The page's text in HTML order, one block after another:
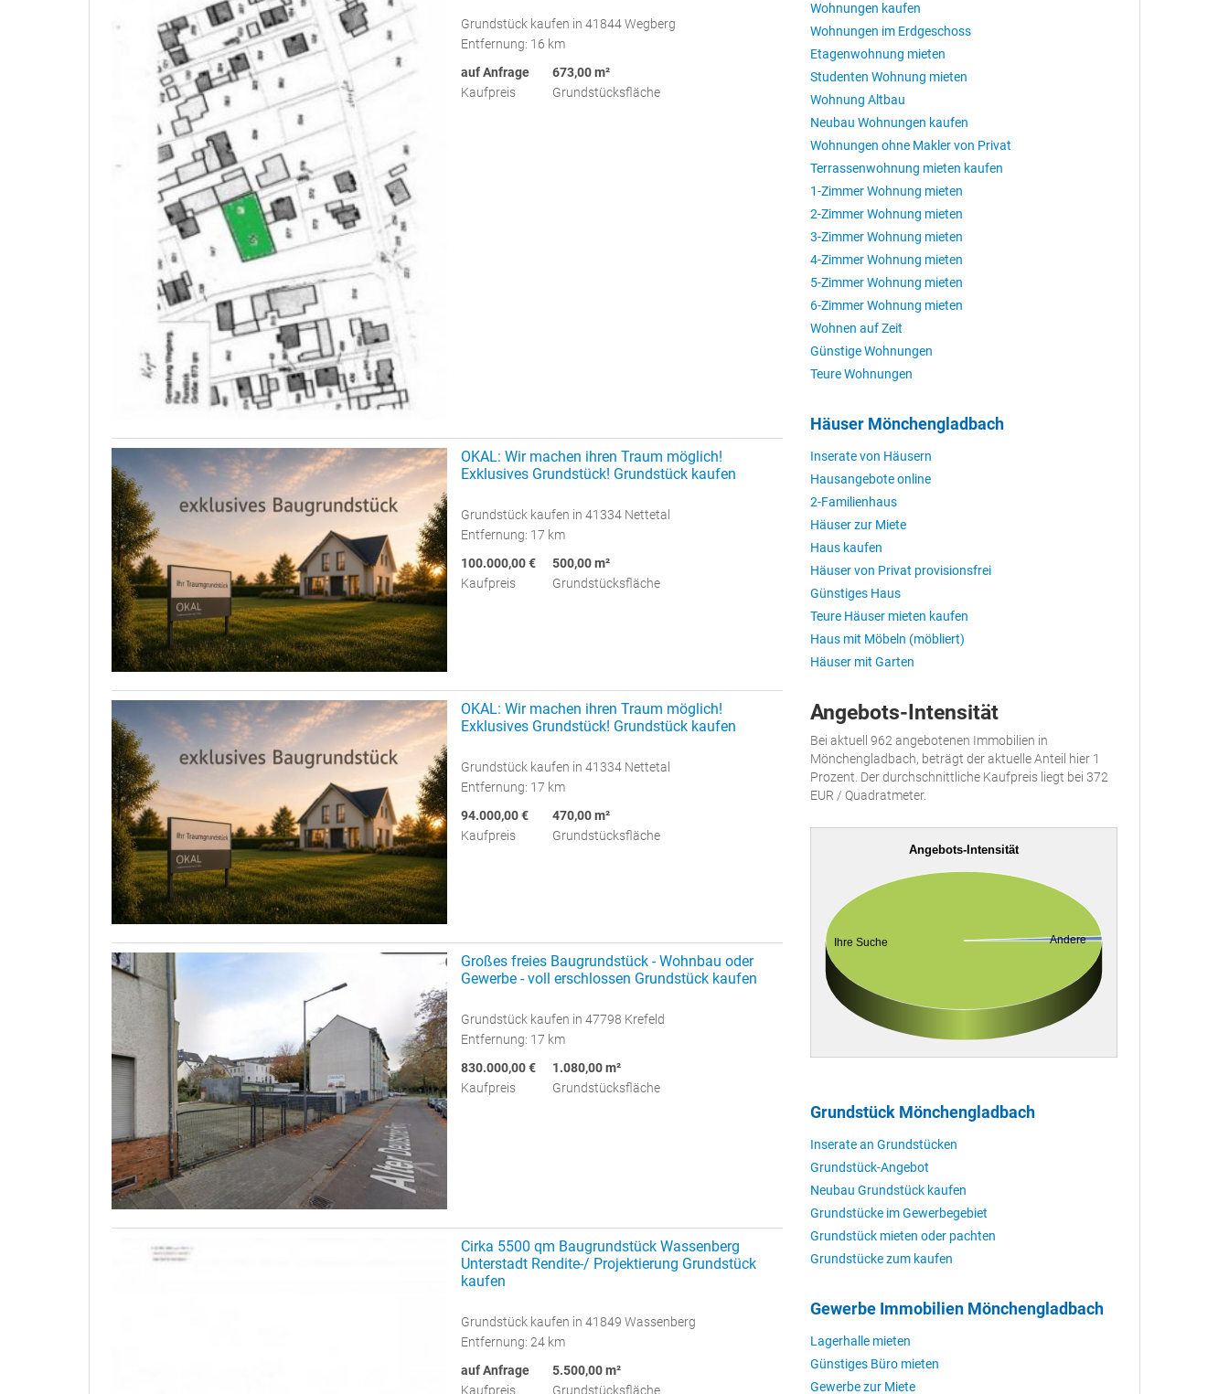
Grundstück kaufen in 41844 Wegberg
Entfernung: 16 km
auf Anfrage
Kaufpreis
673,00 m²
Grundstücksfläche
OKAL: Wir machen ihren Traum möglich!
Exklusives Grundstück! Grundstück kaufen
Grundstück kaufen in 41334 Nettetal
Entfernung: 17 km
100.000,00 €
Kaufpreis
500,00 m²
Grundstücksfläche
OKAL: Wir machen ihren Traum möglich!
Exklusives Grundstück! Grundstück kaufen
Grundstück kaufen in 41334 Nettetal
Entfernung: 17 km
94.000,00 €
Kaufpreis
470,00 m²
Grundstücksfläche
Großes freies Baugrundstück - Wohnbau oder
Gewerbe - voll erschlossen Grundstück kaufen
Grundstück kaufen in 47798 Krefeld
Entfernung: 17 km
830.000,00 €
Kaufpreis
1.080,00 m²
Grundstücksfläche
Cirka 5500 qm Baugrundstück Wassenberg
Unterstadt Rendite-/ Projektierung Grundstück
kaufen
Grundstück kaufen in 41849 Wassenberg
Entfernung: 24 km
auf Anfrage
Kaufpreis
5.500,00 m²
Grundstücksfläche
Wohnungen kaufen
Wohnungen im Erdgeschoss
Etagenwohnung mieten
Studenten Wohnung mieten
Wohnung Altbau
Neubau Wohnungen kaufen
Wohnungen ohne Makler von Privat
Terrassenwohnung mieten kaufen
1-Zimmer Wohnung mieten
2-Zimmer Wohnung mieten
3-Zimmer Wohnung mieten
4-Zimmer Wohnung mieten
5-Zimmer Wohnung mieten
6-Zimmer Wohnung mieten
Wohnen auf Zeit
Günstige Wohnungen
Teure Wohnungen
Häuser Mönchengladbach
Inserate von Häusern
Hausangebote online
2-Familienhaus
Häuser zur Miete
Haus kaufen
Häuser von Privat provisionsfrei
Günstiges Haus
Teure Häuser mieten kaufen
Haus mit Möbeln (möbliert)
Häuser mit Garten
Angebots-Intensität
Bei aktuell 962 angebotenen Immobilien in
Mönchengladbach, beträgt der aktuelle Anteil hier 1
Prozent. Der durchschnittliche Kaufpreis liegt bei 372
EUR / Quadratmeter.
Angebots-Intensität
Ihre Suche Andere
Grundstück Mönchengladbach
Inserate an Grundstücken
Grundstück-Angebot
Neubau Grundstück kaufen
Grundstücke im Gewerbegebiet
Grundstück mieten oder pachten
Grundstücke zum kaufen
Gewerbe Immobilien Mönchengladbach
Lagerhalle mieten
Günstiges Büro mieten
Gewerbe zur Miete